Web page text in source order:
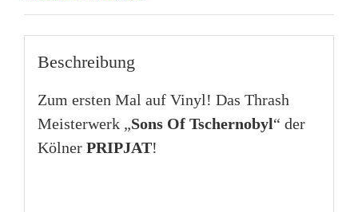
Beschreibung
Zum ersten Mal auf Vinyl! Das Thrash
Meisterwerk „Sons Of Tschernobyl“ der
Kölner PRIPJAT!